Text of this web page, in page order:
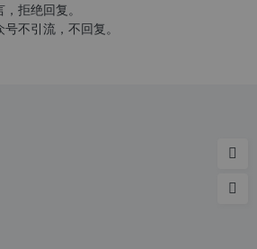
拒绝回复。
不引流，不回复。